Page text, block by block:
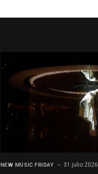
NEW MUSIC FRIDAY 31 julio 2026